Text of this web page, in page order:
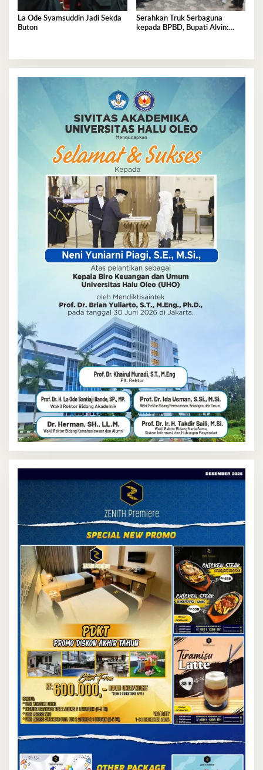
La Ode Syamsuddin Jadi Sekda
Buton
Serahkan Truk Serbaguna
kepada BPBD, Bupati Alvin: